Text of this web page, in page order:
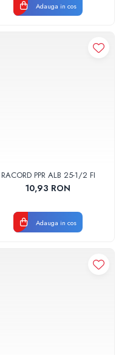
Adauga in cos
RACORD PPR ALB 25-1/2 FI
10,93 RON
Adauga in cos